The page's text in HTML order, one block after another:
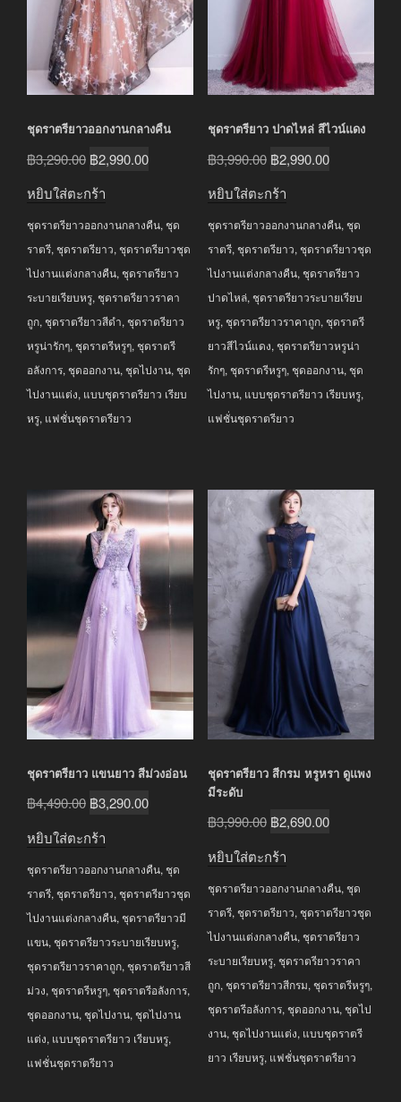
ชุดราตรียาวออกงานกลางคืน
฿3,290.00 Original
฿3,290.00.
฿2,990.00Current
฿2,990.00.
หยิบใส่ตะกร้า
ชุดราตรียาวออกงานกลางคืน,ชุด
ราตรี,ชุดราตรียาว,ชุดราตรียาวชุด
ไปงานแต่งกลางคืน,ชุดราตรียาว
ระบายเรียบหรู,ชุดราตรียาวราคา
ถูก,ชุดราตรียาวสีดำ,ชุดราตรียาว
หรูน่ารักๆ,ชุดราตรีหรูๆ,ชุดราตรี
อลังการ,ชุดออกงาน,ชุดไปงาน,ชุด
ไปงานแต่ง, แบบชุดราตรียาว เรียบ
หรู, แฟชั่นชุดราตรียาว
ชุดราตรียาว ปาดไหล่ สีไวน์แดง
฿3,990.00 Original
฿3,990.00.
฿2,990.00Current
฿2,990.00.
หยิบใส่ตะกร้า
ชุดราตรียาวออกงานกลางคืน,ชุด
ราตรี,ชุดราตรียาว,ชุดราตรียาวชุด
ไปงานแต่งกลางคืน,ชุดราตรียาว
ปาดไหล่,ชุดราตรียาวระบายเรียบ
หรู,ชุดราตรียาวราคาถูก,ชุดราตรี
ยาวสีไวน์แดง,ชุดราตรียาวหรูน่า
รักๆ,ชุดราตรีหรูๆ,ชุดออกงาน,ชุด
ไปงาน, แบบชุดราตรียาว เรียบหรู,
แฟชั่นชุดราตรียาว
ชุดราตรียาว แขนยาว สีม่วงอ่อน
฿4,490.00 Original
฿4,490.00.
฿3,290.00Current
฿3,290.00.
หยิบใส่ตะกร้า
ชุดราตรียาวออกงานกลางคืน, ชุด
ราตรี, ชุดราตรียาว, ชุดราตรียาวชุด
ไปงานแต่งกลางคืน, ชุดราตรียาวมี
แขน, ชุดราตรียาวระบายเรียบหรู,
ชุดราตรียาวราคาถูก, ชุดราตรียาวสี
ม่วง, ชุดราตรีหรูๆ, ชุดราตรีอลังการ,
ชุดออกงาน, ชุดไปงาน, ชุดไปงาน
แต่ง, แบบชุดราตรียาว เรียบหรู,
แฟชั่นชุดราตรียาว
ชุดราตรียาว สีกรม หรูหรา ดูแพง
มีระดับ
฿3,990.00 Original
฿3,990.00.
฿2,690.00Current
฿2,690.00.
หยิบใส่ตะกร้า
ชุดราตรียาวออกงานกลางคืน, ชุด
ราตรี, ชุดราตรียาว, ชุดราตรียาวชุด
ไปงานแต่งกลางคืน, ชุดราตรียาว
ระบายเรียบหรู, ชุดราตรียาวราคา
ถูก, ชุดราตรียาวสีกรม, ชุดราตรีหรูๆ,
ชุดราตรีอลังการ, ชุดออกงาน, ชุดไป
งาน, ชุดไปงานแต่ง, แบบชุดราตรี
ยาว เรียบหรู, แฟชั่นชุดราตรียาว